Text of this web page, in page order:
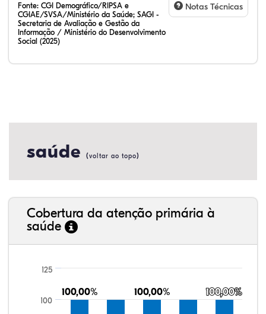
Fonte: CGI Demográfico/RIPSA e
CGIAE/SVSA/Ministério da Saúde; SAGI -
Secretaria de Avaliação e Gestão da
Informação / Ministério do Desenvolvimento
Social (2025)
Notas Técnicas
saúde (voltar ao topo)
Cobertura da atenção primária à
saúde
100,00%
100,00% 100,00%
100,00% 100,00%
100,00%
100
125